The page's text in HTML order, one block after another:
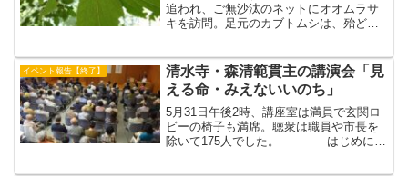
追われ、ご無沙汰のネットにオオムラサ
キを訪問。足元のカブトムシは、殆ど、
で、オオムラサキの飼育は成功したと云
えるほどの幼虫が孵化して...
イベント報告【終了】
清水寺・森清範貫主の講演会「見
える命・みえないいのち」
5月31日午後2時、講座室は満員で玄関ロ
ビーの椅子も満席。聴衆は職員や市長を
除いて175人でした。 はじめに後